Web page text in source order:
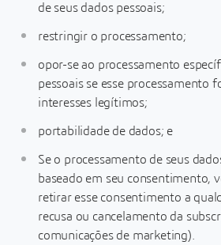
de seus dados pessoais;
restringir o processamento;
opor-se ao processamento
pessoais se esse processamento
interesses legítimos;
portabilidade de dados; e
Se o processamento de seus
baseado em seu consentimento,
retirar esse consentimento a
recusa ou cancelamento da
comunicações de marketing).